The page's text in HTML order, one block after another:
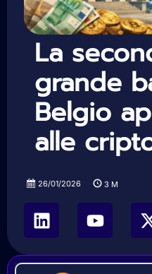
La
grande
Belgio
alle
26/01/2026 3 M